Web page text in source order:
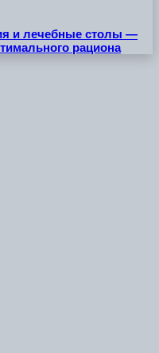
и лечебные столы —
рациона